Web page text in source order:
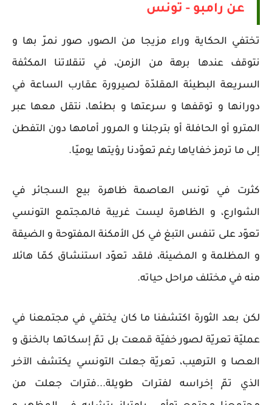
عن رامبو - تونس
تختفي الحكاية وراء مزيجا من الصور، صور نمرّ بها و
نتوقف عندها برهة من الزمن، في تنقلاتنا المكثفة
السريعة البطيئة المقلدّة لصيرورة عقارب الساعة في
دورانها و توقفها و سرعتها و بطئها، نتقل معها عبر
المترو أو الحافلة أو بترجلنا و المرور أمامها دون التفطن
إلى ما ترمز خفاياها رغم تعوّدنا رؤيتها يوميّا.
كثرت في تونس العاصمة ظاهرة بيع السجائر في
الشوارع، و الظاهرة ليست غريبة فالمجتمع التونسي
تعوّد على تنفس التبغ في كل الأمكنة المفتوحة و الضيقة
و المظلمة و المضيئة، فلقد تعوّد استنشاق كمّا هائلا
منه في مختلف مراحل حياته.
لكن بعد الثورة اكتشفنا ما كان يختفي في مجتمعنا في
عمليّة تعريّة لصور خفيّة قمعت بل تمّ إسكاتها بالخنق و
العصا و الترهيب، تعريّة جعلت التونسي يكتشف الآخر
الذي تمّ إخراسه لفترات طويلة...فترات جعلت من